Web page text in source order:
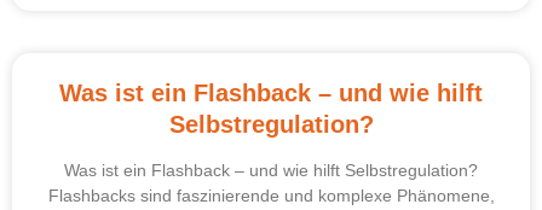
Was ist ein Flashback – und wie hilft
Selbstregulation?
Was ist ein Flashback – und wie hilft Selbstregulation?
Flashbacks sind faszinierende und komplexe Phänomene,